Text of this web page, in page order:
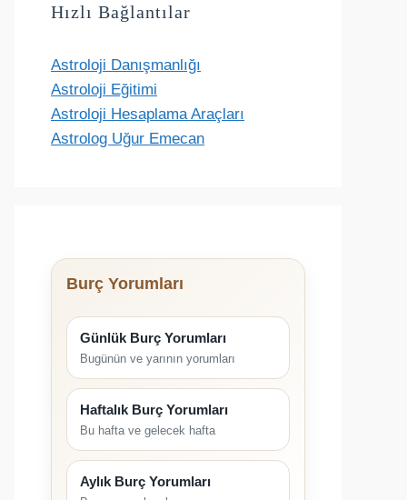
Hızlı Bağlantılar
Astroloji Danışmanlığı
Astroloji Eğitimi
Astroloji Hesaplama Araçları
Astrolog Uğur Emecan
Burç Yorumları
Günlük Burç Yorumları
Bugünün ve yarının yorumları
Haftalık Burç Yorumları
Bu hafta ve gelecek hafta
Aylık Burç Yorumları